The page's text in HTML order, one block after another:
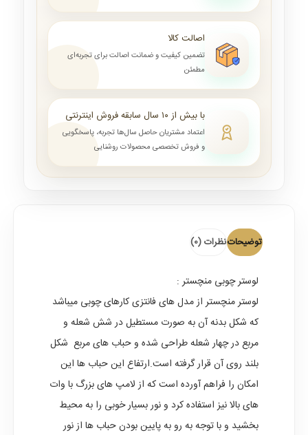
اصالت کالا
تضمین کیفیت و ضمانت اصالت برای تجربه‌ای
مطمئن
با بیش از ۱۰ سال سابقه فروش اینترنتی
اعتماد مشتریان حاصل سال‌ها تجربه، پاسخگویی
و فروش تخصصی محصولات روشنایی
توضیحاتنظرات (0)
لوستر چوبی منچستر:
لوستر منچستر از مدل های فانتزی کارهای چوبی میباشد
که شکل بدنه آن به صورت مستطیل در شش شعله و
مربع در چهار شعله طراحی شده و حباب های مربع شکل
بلند روی آن قرار گرفته است.ارتفاع این حباب ها این
امکان را فراهم آورده است که از لامپ های بزرگ با وات
های بالا نیز استفاده کرد و نور بسیار خوبی را به محیط
بخشید و با توجه به رو به پایین بودن حباب ها از نور